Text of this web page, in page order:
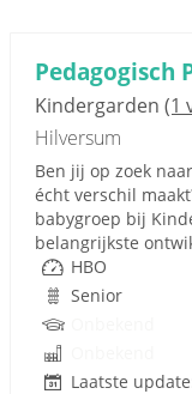
Pedagogisch
Kindergarden (1
Hilversum
Ben jij op zoek
écht verschil
babygroep bij
belangrijkste
HBO
Senior
Laatste